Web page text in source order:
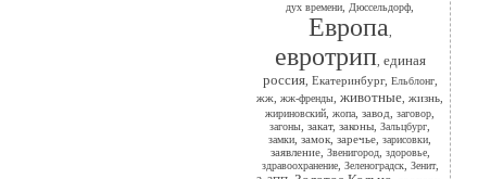
дух времени Дюссельдорф
Европа
евротрип единая
россия, Екатеринбург, Ельблонг,
жж жж-френды животные жизнь
жириновский жопа завод заговор
загоны закат, законы Зальцбург
замки замок заречье зарисовки
заявление, Звенигород, здоровье,
здравоохранение, Зеленоградск, Зенит,